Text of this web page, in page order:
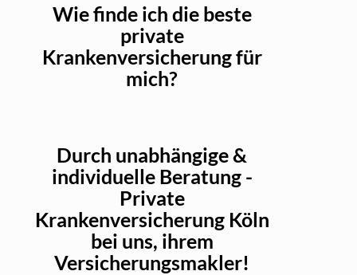
Wie finde ich die beste
private
Krankenversicherung für
mich?
Durch unabhängige &
individuelle Beratung -
Private
Krankenversicherung Köln
bei uns, ihrem
Versicherungsmakler!